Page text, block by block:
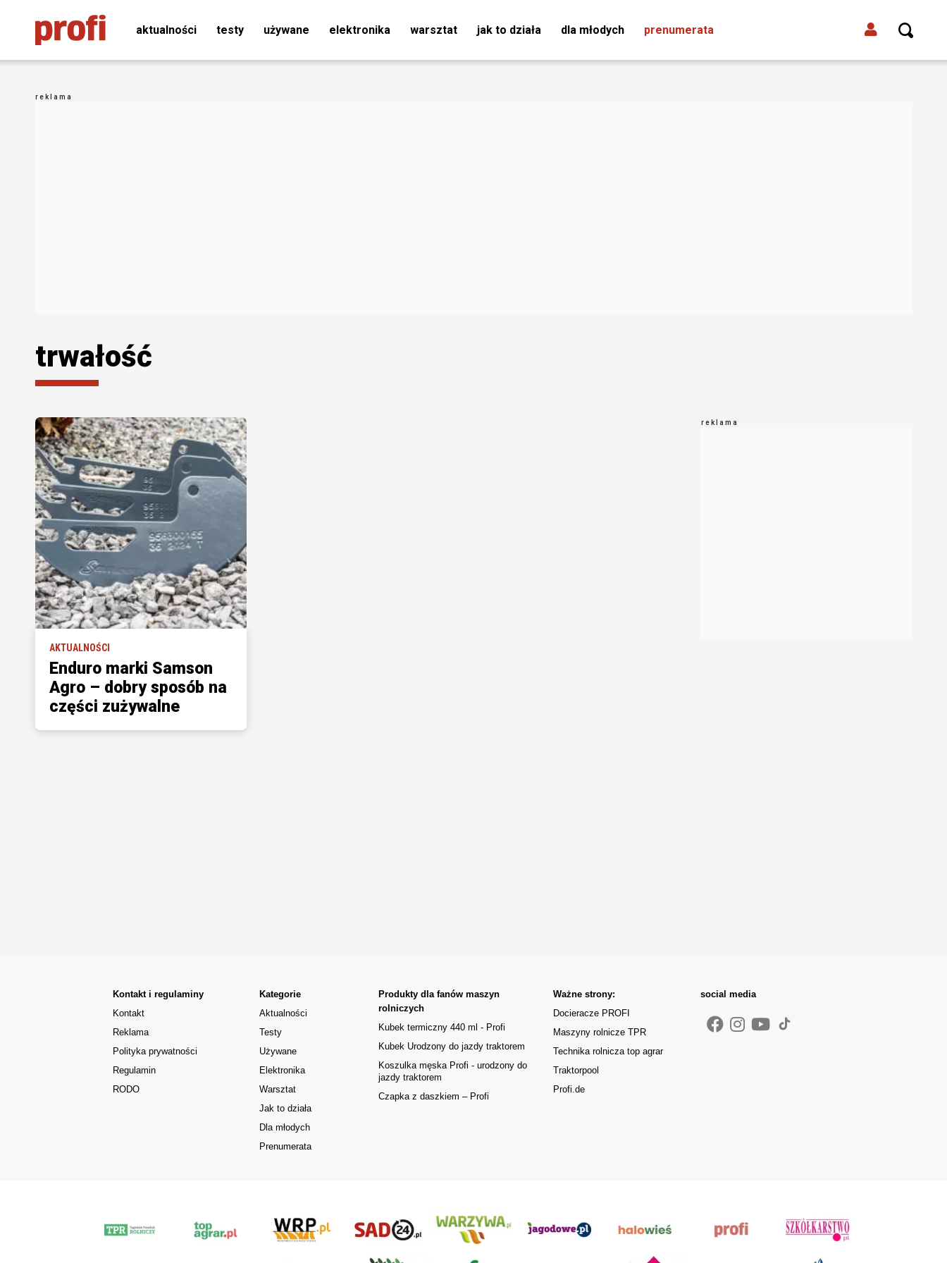
aktualności testy używane elektronika warsztat jak to działa dla młodych prenumerata
trwałość
AKTUALNOŚCI
Enduro marki Samson
Agro – dobry sposób na
części zużywalne
Kontakt i regulaminy
Kontakt
Reklama
Polityka prywatności
Regulamin
RODO
Kategorie
Aktualności
Testy
Używane
Elektronika
Warsztat
Jak to działa
Dla młodych
Prenumerata
Produkty dla fanów maszyn
rolniczych
Kubek termiczny 440 ml - Profi
Kubek Urodzony do jazdy traktorem
Koszulka męska Profi - urodzony do
jazdy traktorem
Czapka z daszkiem – Profi
Ważne strony:
Docieracze PROFI
Maszyny rolnicze TPR
Technika rolnicza top agrar
Traktorpool
Profi.de
social media